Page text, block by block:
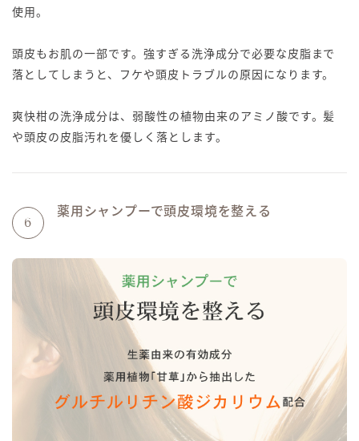
使用。
頭皮もお肌の一部です。強すぎる洗浄成分で必要な皮脂まで
落としてしまうと、フケや頭皮トラブルの原因になります。
爽快柑の洗浄成分は、弱酸性の植物由来のアミノ酸です。髪
や頭皮の皮脂汚れを優しく落とします。
6
薬用シャンプーで頭皮環境を整える